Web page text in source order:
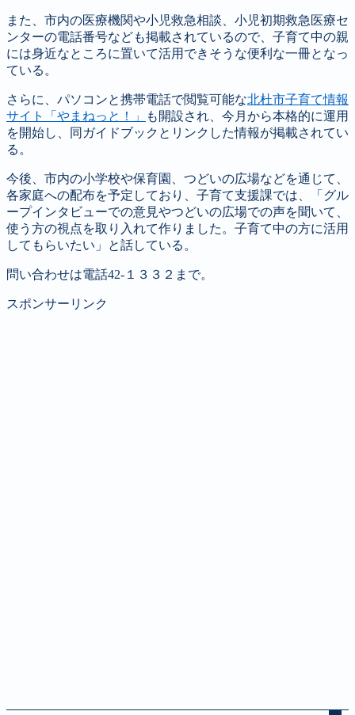
また、市内の医療機関や小児救急相談、小児初期救急医療セ
ンターの電話番号なども掲載されているので、子育て中の親
には身近なところに置いて活用できそうな便利な一冊となっ
ている。
さらに、パソコンと携帯電話で閲覧可能な北杜市子育て情報
サイト「やまねっと！」
も開設され、今月から本格的に運用
を開始し、同ガイドブックとリンクした情報が掲載されてい
る。
今後、市内の小学校や保育園、つどいの広場などを通じて、
各家庭への配布を予定しており、子育て支援課では、「グル
ープインタビューでの意見やつどいの広場での声を聞いて、
使う方の視点を取り入れて作りました。子育て中の方に活用
してもらいたい」と話している。
問い合わせは電話42-１３３２まで。
スポンサーリンク